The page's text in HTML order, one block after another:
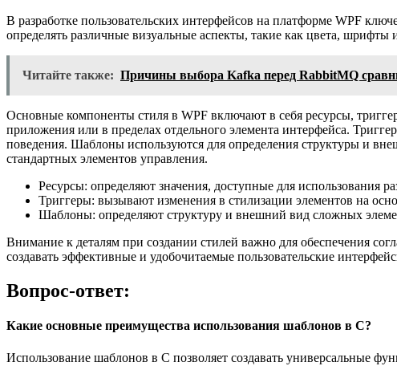
В разработке пользовательских интерфейсов на платформе WPF
определять различные визуальные аспекты, такие как цвета,
Читайте также: Причины выбора Kafka перед RabbitMQ
Основные компоненты стиля в WPF включают в себя ресурсы,
приложения или в пределах отдельного элемента интерфейса.
поведения. Шаблоны используются для определения структуры и
стандартных элементов управления.
Ресурсы: определяют значения, доступные для использования
Триггеры: вызывают изменения в стилизации элементов на
Шаблоны: определяют структуру и внешний вид сложных
Внимание к деталям при создании стилей важно для обеспечения
создавать эффективные и удобочитаемые пользовательские
Вопрос-ответ:
Какие основные преимущества использования шаблонов в C?
Использование шаблонов в C позволяет создавать универсальные